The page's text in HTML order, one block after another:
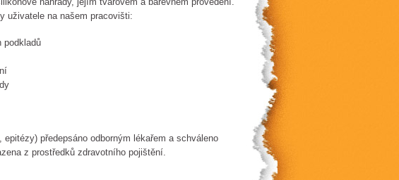
uživatele na našem pracovišti:
podkladů
předepsáno odborným lékařem a schváleno
z prostředků zdravotního pojištění.